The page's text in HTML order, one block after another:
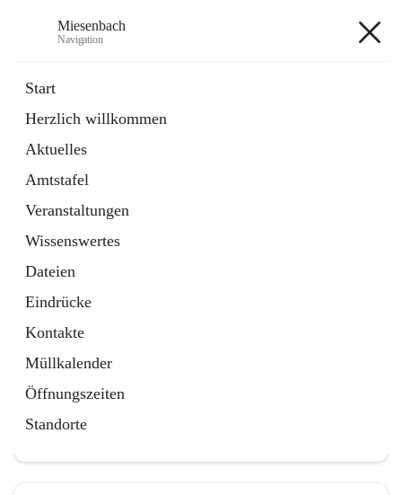
Miesenbach
Navigation
Start
Herzlich willkommen
Aktuelles
Amtstafel
Veranstaltungen
Wissenswertes
Dateien
Eindrücke
Kontakte
Müllkalender
Öffnungszeiten
Standorte
Externe Webseite
in
Tab
Region Schneebergland
Externe Webseite
öffnet
in
neuem
Tab